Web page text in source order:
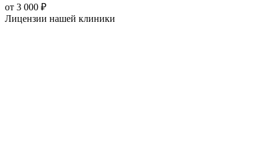
от 3 000 ₽
Лицензии нашей клиники